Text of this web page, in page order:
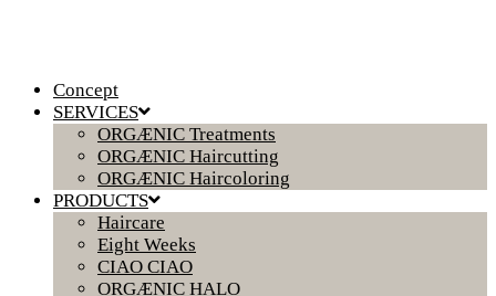
Concept
SERVICES
ORGÆNIC Treatments
ORGÆNIC Haircutting
ORGÆNIC Haircoloring
PRODUCTS
Haircare
Eight Weeks
CIAO CIAO
ORGÆNIC HALO